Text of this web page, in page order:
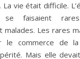
La vie était difficile.
se faisaient
Les rares
le commerce de
Mais elle